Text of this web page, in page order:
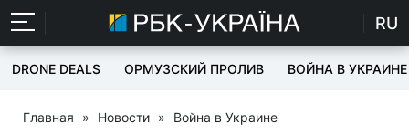
RU
DRONE DEALS ОРМУЗСКИЙ ПРОЛИВ ВОЙНА В УКРАИНЕ
Главная » Новости » Война в Украине